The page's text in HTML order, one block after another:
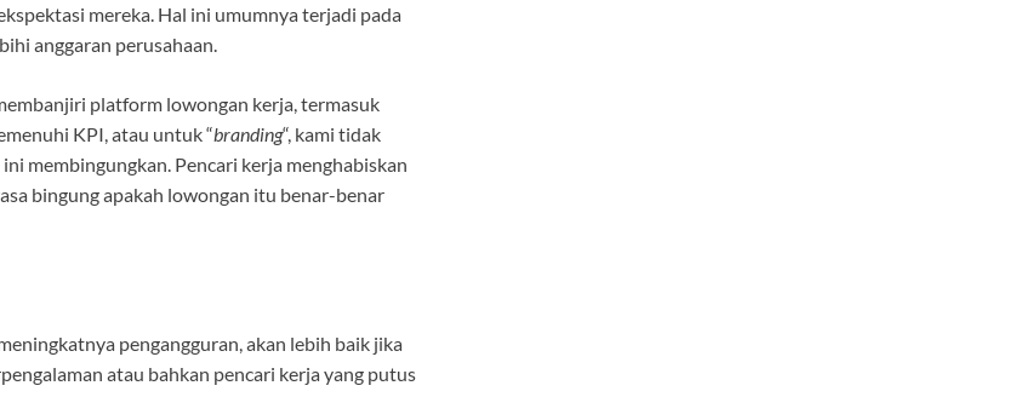
mereka. Hal ini umumnya terjadi pada
anggaran perusahaan.
platform lowongan kerja, termasuk
KPI, atau untuk “branding“, kami tidak
membingungkan. Pencari kerja menghabiskan
bingung apakah lowongan itu benar-benar
pengangguran, akan lebih baik jika
atau bahkan pencari kerja yang putus